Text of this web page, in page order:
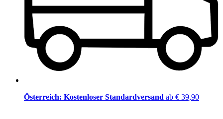
Österreich: Kostenloser Standardversand ab € 39,90